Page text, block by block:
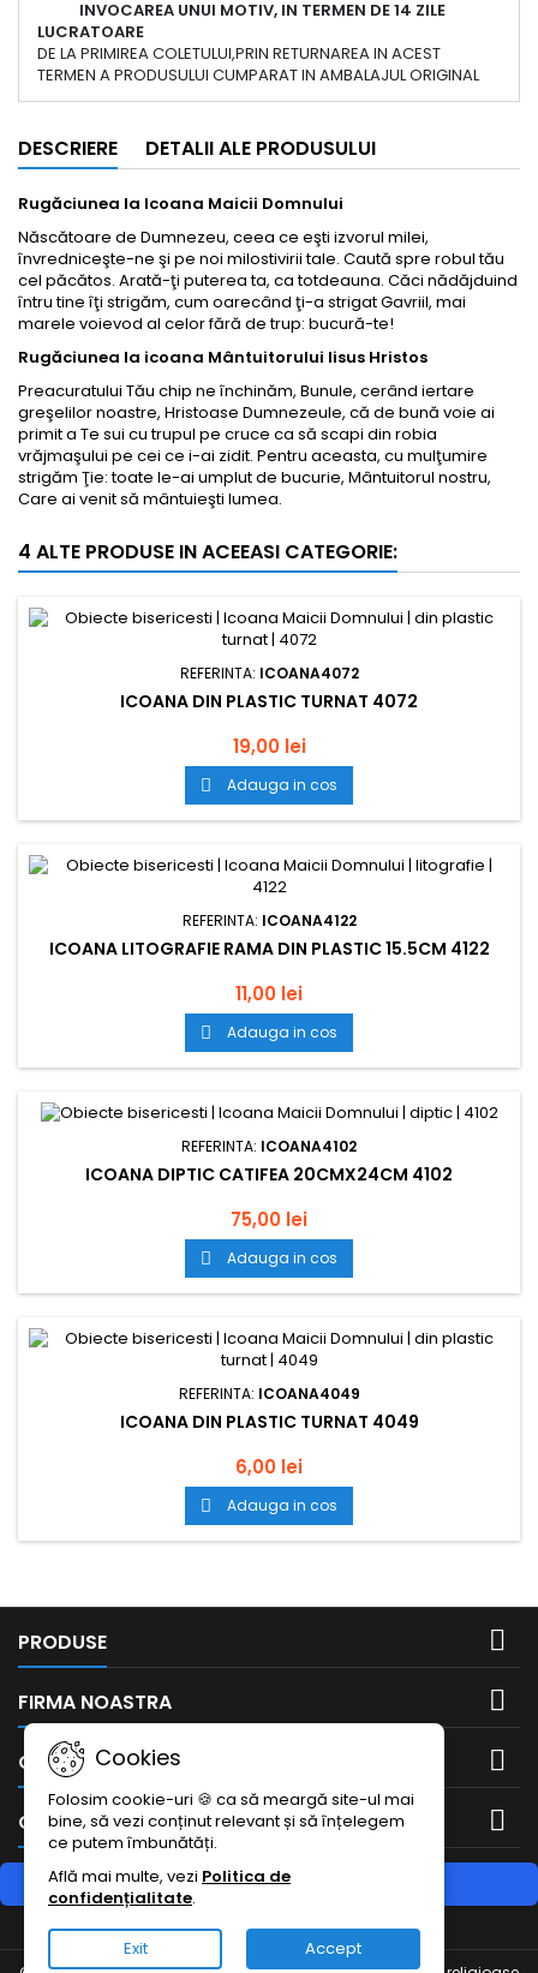
INVOCAREA UNUI MOTIV, IN TERMEN DE 14 ZILE
LUCRATOARE
DE LA PRIMIREA COLETULUI,PRIN RETURNAREA IN ACEST
TERMEN A PRODUSULUI CUMPARAT IN AMBALAJUL ORIGINAL
DESCRIERE DETALII ALE PRODUSULUI
Rugăciunea la Icoana Maicii Domnului
Născătoare de Dumnezeu, ceea ce eşti izvorul milei,
învredniceşte-ne şi pe noi milostivirii tale. Caută spre robul tău
cel păcătos. Arată-ţi puterea ta, ca totdeauna. Căci nădăjduind
întru tine îţi strigăm, cum oarecând ţi-a strigat Gavriil, mai
marele voievod al celor fără de trup: bucură-te!
Rugăciunea la icoana Mântuitorului Iisus Hristos
Preacuratului Tău chip ne închinăm, Bunule, cerând iertare
greşelilor noastre, Hristoase Dumnezeule, că de bună voie ai
primit a Te sui cu trupul pe cruce ca să scapi din robia
vrăjmaşului pe cei ce i-ai zidit. Pentru aceasta, cu mulţumire
strigăm Ţie: toate le-ai umplut de bucurie, Mântuitorul nostru,
Care ai venit să mântuieşti lumea.
4 ALTE PRODUSE IN ACEEASI CATEGORIE:
REFERINTA: ICOANA4072
ICOANA DIN PLASTIC TURNAT 4072
19,00 lei
 Adauga in cos
REFERINTA: ICOANA4122
ICOANA LITOGRAFIE RAMA DIN PLASTIC 15.5CM 4122
11,00 lei
 Adauga in cos
REFERINTA: ICOANA4102
ICOANA DIPTIC CATIFEA 20CMX24CM 4102
75,00 lei
 Adauga in cos
REFERINTA: ICOANA4049
ICOANA DIN PLASTIC TURNAT 4049
6,00 lei
 Adauga in cos
PRODUSE 
FIRMA NOASTRA 
CONTUL DUMNEAVOASTRA 
CONTACTEAZA-NE 
Cookies
Folosim cookie-uri 🍪 ca să meargă site-ul mai
bine, să vezi conținut relevant și să înțelegem
ce putem îmbunătăți.
Află mai multe, vezi Politica de
confidențialitate.
Exit Accept
RETRAGERE DIN CONTRACT
Urmărește starea retragerii